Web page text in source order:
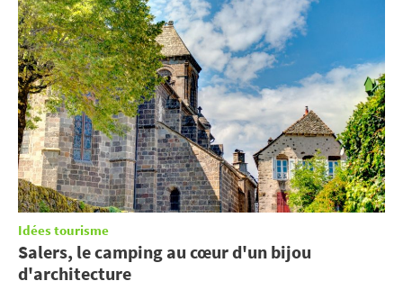
Idées tourisme
Salers, le camping au cœur d'un bijou
d'architecture